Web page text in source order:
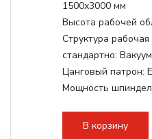
1500x3000 мм
Высота рабочей
Структура
стандартно:
Цанговый патрон:
Мощность
Мощность
В корзину